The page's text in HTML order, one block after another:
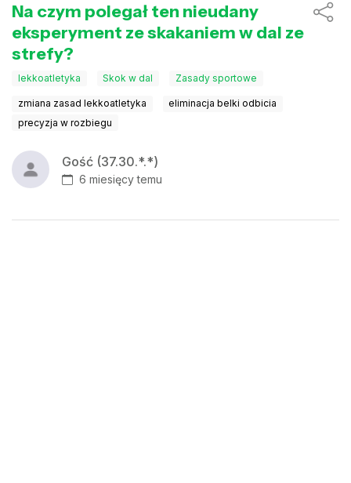
Na czym polegał ten nieudany
eksperyment ze skakaniem w dal ze
strefy?
lekkoatletyka Skok w dal Zasady sportowe
zmiana zasad lekkoatletyka
eliminacja belki odbicia
precyzja w rozbiegu
Gość (37.30.*.*)
6 miesięcy temu